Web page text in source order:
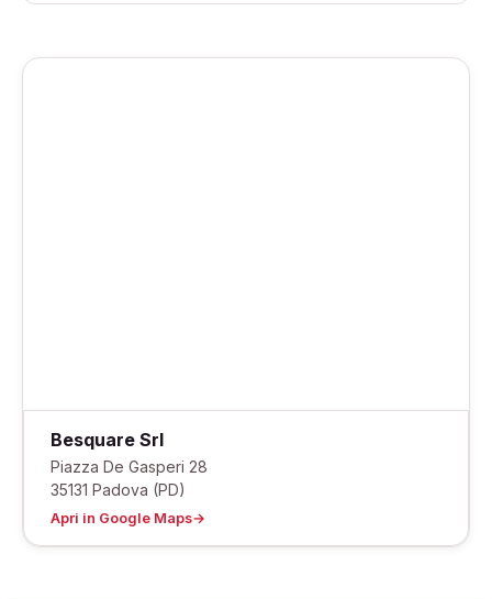
Besquare Srl
Piazza De Gasperi 28
35131 Padova (PD)
Apri in Google Maps→